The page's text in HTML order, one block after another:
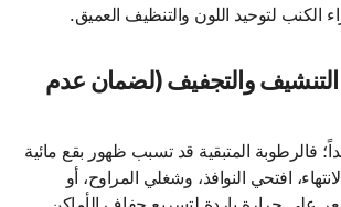
الكنب لتوحيد اللون والتنظيف العميق.
التنشيف والتجفيف (لضمان عدم
فالرطوبة المتبقية قد تسبب ظهور بقع مائية
افتحي النوافذ، وشغلي المراوح، أو